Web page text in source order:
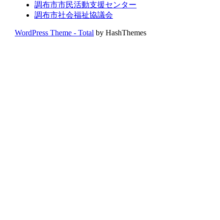
調布市市民活動支援センター
調布市社会福祉協議会
WordPress Theme - Total by HashThemes